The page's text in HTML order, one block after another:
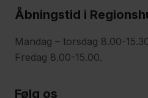
Åbningstid i
Mandag – torsdag 8.00-
Fredag 8.00-15.00.
Følg os